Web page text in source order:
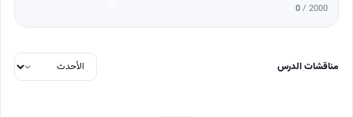
0/ 2000
مناقشات الدرس